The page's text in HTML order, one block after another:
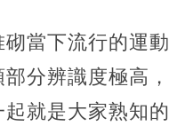
當下流行的運動
分辨識度極高，
就是大家熟知的